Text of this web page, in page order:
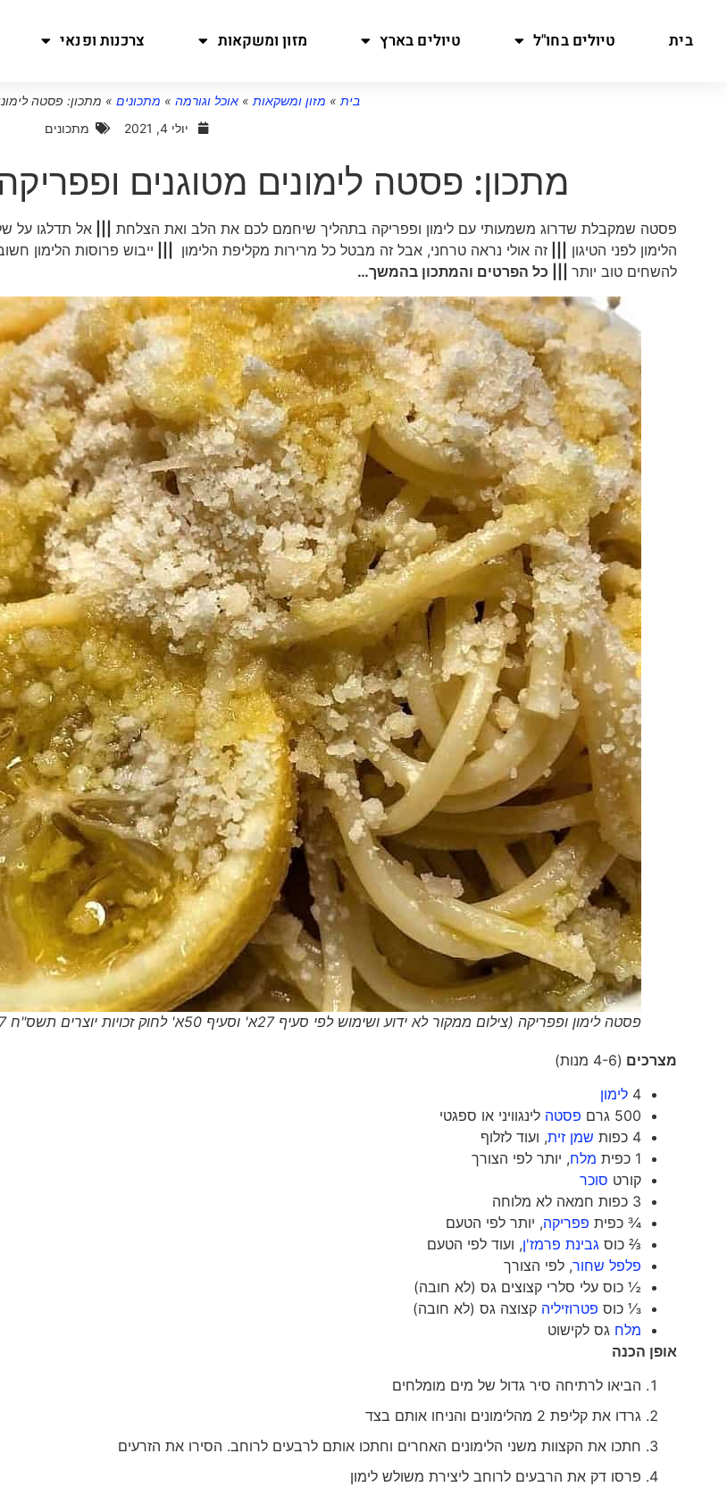
בית טיולים בחו"ל טיולים בארץ מזון ומשקאות צרכנות ופנאי
בית » מזון ומשקאות » אוכל וגורמה » מתכונים » מתכון: פסטה
יולי 4, 2021
מתכונים
מתכון: פסטה לימונים מטוגנים ופפריקה
פסטה שמקבלת שדרוג משמעותי עם לימון ופפריקה בתהליך שיחמם לכם את הלב ואת הצלחת |||אל תדלגו על
הלימון לפני הטיגון
|||זה אולי נראה טרחני, אבל זה מבטל כל מרירות מקליפת הלימון
ייבוש פרוסות הלימון
להשחים טוב יותר ||| כל הפרטים והמתכון בהמשך…
פסטה לימון ופפריקה (צילום ממקור לא ידוע ושימוש לפי סעיף 27א' וסעיף 50א' לחוק זכויות יוצרים תשס"ח 2007)
מצרכים (4-6 מנות)
4 לימון
500 גרם
פסטה לינגוויני או ספגטי
4 כפות
שמן זית, ועוד לזלוף
1 כפית
מלח, יותר לפי הצורך
קורט סוכר
3 כפות חמאה לא מלוחה
¾ כפית פפריקה, יותר לפי הטעם
⅔ כוס גבינת פרמז'ן, ועוד לפי הטעם
פלפל שחור, לפי הצורך
½ כוס עלי סלרי קצוצים גס (לא חובה)
⅓ כוס פטרוזיליה קצוצה גס (לא חובה)
מלח גס לקישוט
אופן הכנה
הביאו לרתיחה סיר גדול של מים מומלחים
גרדו את קליפת 2 מהלימונים והניחו אותם בצד
חתכו את הקצוות משני הלימונים האחרים וחתכו אותם לרבעים לרוחב. הסירו את הזרעים
פרסו דק את הרבעים לרוחב ליצירת משולש לימון